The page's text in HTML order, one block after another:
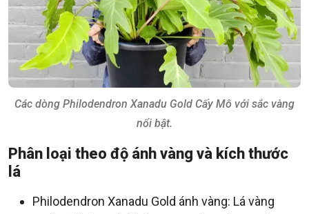
Các dòng Philodendron Xanadu Gold Cấy Mô với sắc vàng
nổi bật.
Phân loại theo độ ánh vàng và kích thước
lá
Philodendron Xanadu Gold ánh vàng: Lá vàng